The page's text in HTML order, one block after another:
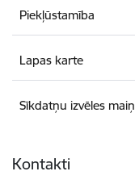
Piekļūstamība
Lapas karte
Sīkdatņu izvēles
Kontakti